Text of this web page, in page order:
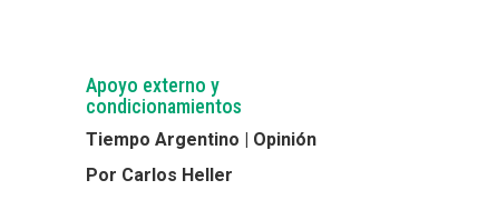
Apoyo externo y
condicionamientos
Tiempo Argentino | Opinión
Por Carlos Heller